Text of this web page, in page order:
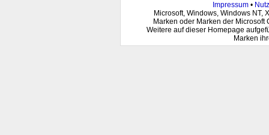
Impressum•
Microsoft, Windows, Windows NT,
Marken oder Marken der
Weitere auf dieser Homepage
Marken